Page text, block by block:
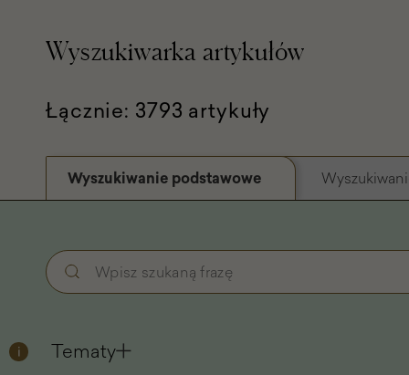
Wyszukiwarka artykułów
Łącznie: 3793 artykuły
Wyszukiwanie podstawowe
Wyszukiwanie
podstawowe
-
Filtry
Wpisz
szukaną
frazę
Tematy